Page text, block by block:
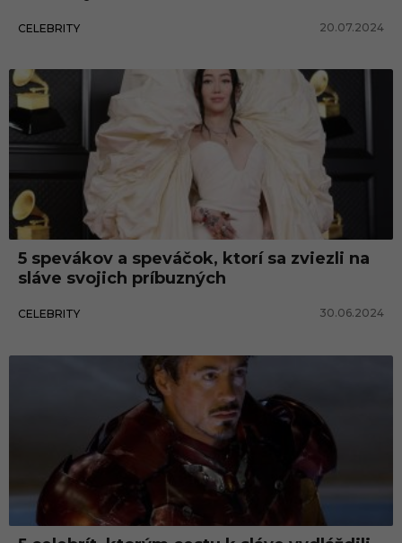
CELEBRITY 20.07.2024
5 spevákov a speváčok, ktorí sa zviezli na
sláve svojich príbuzných
CELEBRITY 30.06.2024